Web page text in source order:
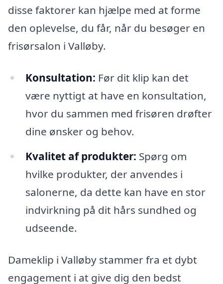
disse faktorer kan hjælpe med at forme
den oplevelse, du får, når du besøger en
frisørsalon i Valløby.
Konsultation: Før dit klip kan det
være nyttigt at have en konsultation,
hvor du sammen med frisøren drøfter
dine ønsker og behov.
Kvalitet af produkter: Spørg om
hvilke produkter, der anvendes i
salonerne, da dette kan have en stor
indvirkning på dit hårs sundhed og
udseende.
Dameklip i Valløby stammer fra et dybt
engagement i at give dig den bedst